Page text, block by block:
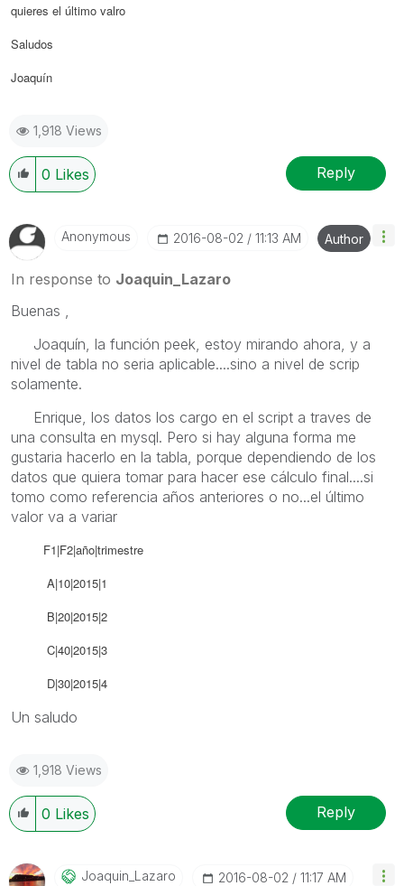
quieres el último valro
Saludos
Joaquín
1,918 Views
0 Likes Reply
Anonymous ‎2016-08-02 11:13 AM Author
In response to Joaquin_Lazaro
Buenas ,
Joaquín, la función peek, estoy mirando ahora, y a
nivel de tabla no seria aplicable....sino a nivel de scrip
solamente.
Enrique, los datos los cargo en el script a traves de
una consulta en mysql. Pero si hay alguna forma me
gustaria hacerlo en la tabla, porque dependiendo de los
datos que quiera tomar para hacer ese cálculo final....si
tomo como referencia años anteriores o no...el último
valor va a variar
F1|F2|año|trimestre
A|10|2015|1
B|20|2015|2
C|40|2015|3
D|30|2015|4
Un saludo
1,918 Views
0 Likes Reply
Joaquin_Lazaro ‎2016-08-02 11:17 AM